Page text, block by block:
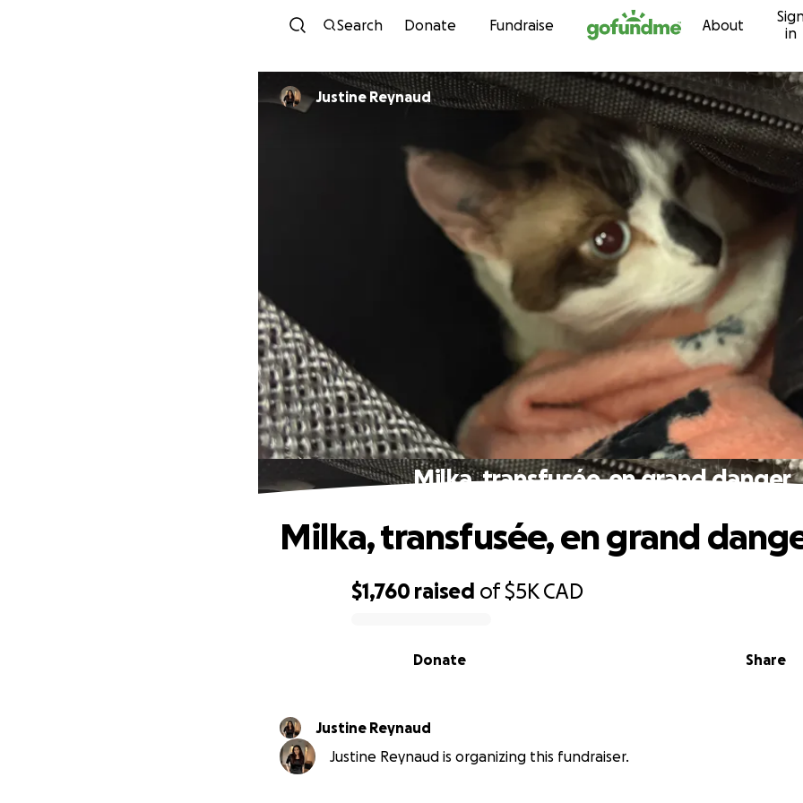
Skip to content
Search Donate Fundraise About
in
Justine Reynaud
Milka, transfusée, en grand danger
$1,760 raised of$5K CAD
Share
Donate
Milka, transfusée, en grand
Justine Reynaud
Justine Reynaud is organizing this fundraiser.